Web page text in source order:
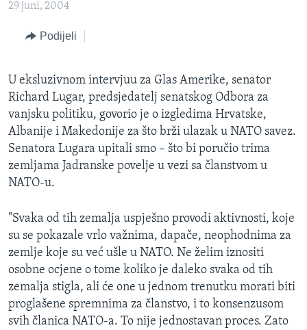
Idi
pretragu
SJEDINJENE AMERIČKE DRŽAVE
BOSNA I HERCEGOVINA
NAUKA I TEHNOLOGIJA
SPECIJALNI PROJEKTI
SLOBODA MEDIJA
ŽENSKA STRANA
IZBJEGLIČKA STRANA
MAGAZIN
O GLASU AMERIKE
Learning English
PRATITE NAS
Jezici
29 juni, 2004
Podijeli
U eksluzivnom intervjuu za Glas Amerike, senator
Richard Lugar, predsjedatelj senatskog Odbora za
vanjsku politiku, govorio je o izgledima Hrvatske,
Albanije i Makedonije za što brži ulazak u NATO savez.
Senatora Lugara upitali smo – što bi poručio trima
zemljama Jadranske povelje u vezi sa članstvom u
NATO-u.
"Svaka od tih zemalja uspješno provodi aktivnosti, koje
su se pokazale vrlo važnima, dapače, neophodnima za
zemlje koje su već ušle u NATO. Ne želim iznositi
osobne ocjene o tome koliko je daleko svaka od tih
zemalja stigla, ali će one u jednom trenutku morati biti
proglašene spremnima za članstvo, i to konsenzusom
svih članica NATO-a. To nije jednostavan proces. Zato